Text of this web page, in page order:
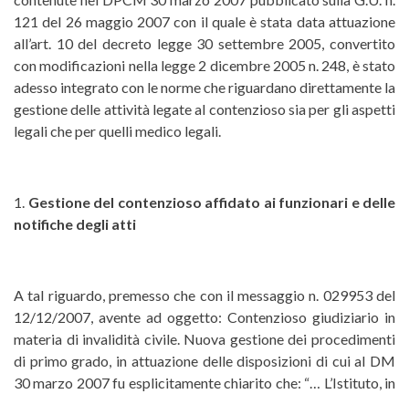
121 del 26 maggio 2007 con il quale è stata data attuazione
all’art. 10 del decreto legge 30 settembre 2005, convertito
con modificazioni nella legge 2 dicembre 2005 n. 248, è stato
adesso integrato con le norme che riguardano direttamente la
gestione delle attività legate al contenzioso sia per gli aspetti
legali che per quelli medico legali.
1. Gestione del contenzioso affidato ai funzionari e delle
notifiche degli atti
A tal riguardo, premesso che con il messaggio n. 029953 del
12/12/2007, avente ad oggetto: Contenzioso giudiziario in
materia di invalidità civile. Nuova gestione dei procedimenti
di primo grado, in attuazione delle disposizioni di cui al DM
30 marzo 2007 fu esplicitamente chiarito che: “… L’Istituto, in